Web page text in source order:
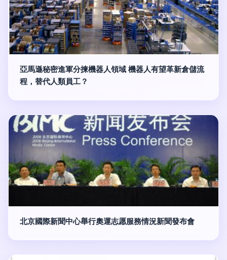
亞馬遜秘密進軍分揀機器人領域 機器人有望革新倉儲流
程，替代人類員工？
北京國際新聞中心舉行奧運志愿服務情況新聞發布會